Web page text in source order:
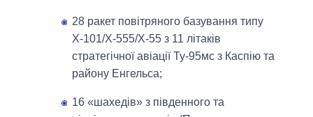
28 ракет повітряного базування типу
Х-101/Х-555/Х-55 з 11 літаків
стратегічної авіації Ту-95мс з Каспію та
району Енгельса;
16 «шахедів» з південного та